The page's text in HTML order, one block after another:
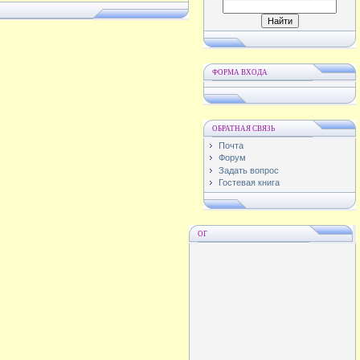
ФОРМА ВХОДА
ОБРАТНАЯ СВЯЗЬ
Почта
Форум
Задать вопрос
Гостевая книга
ОГ